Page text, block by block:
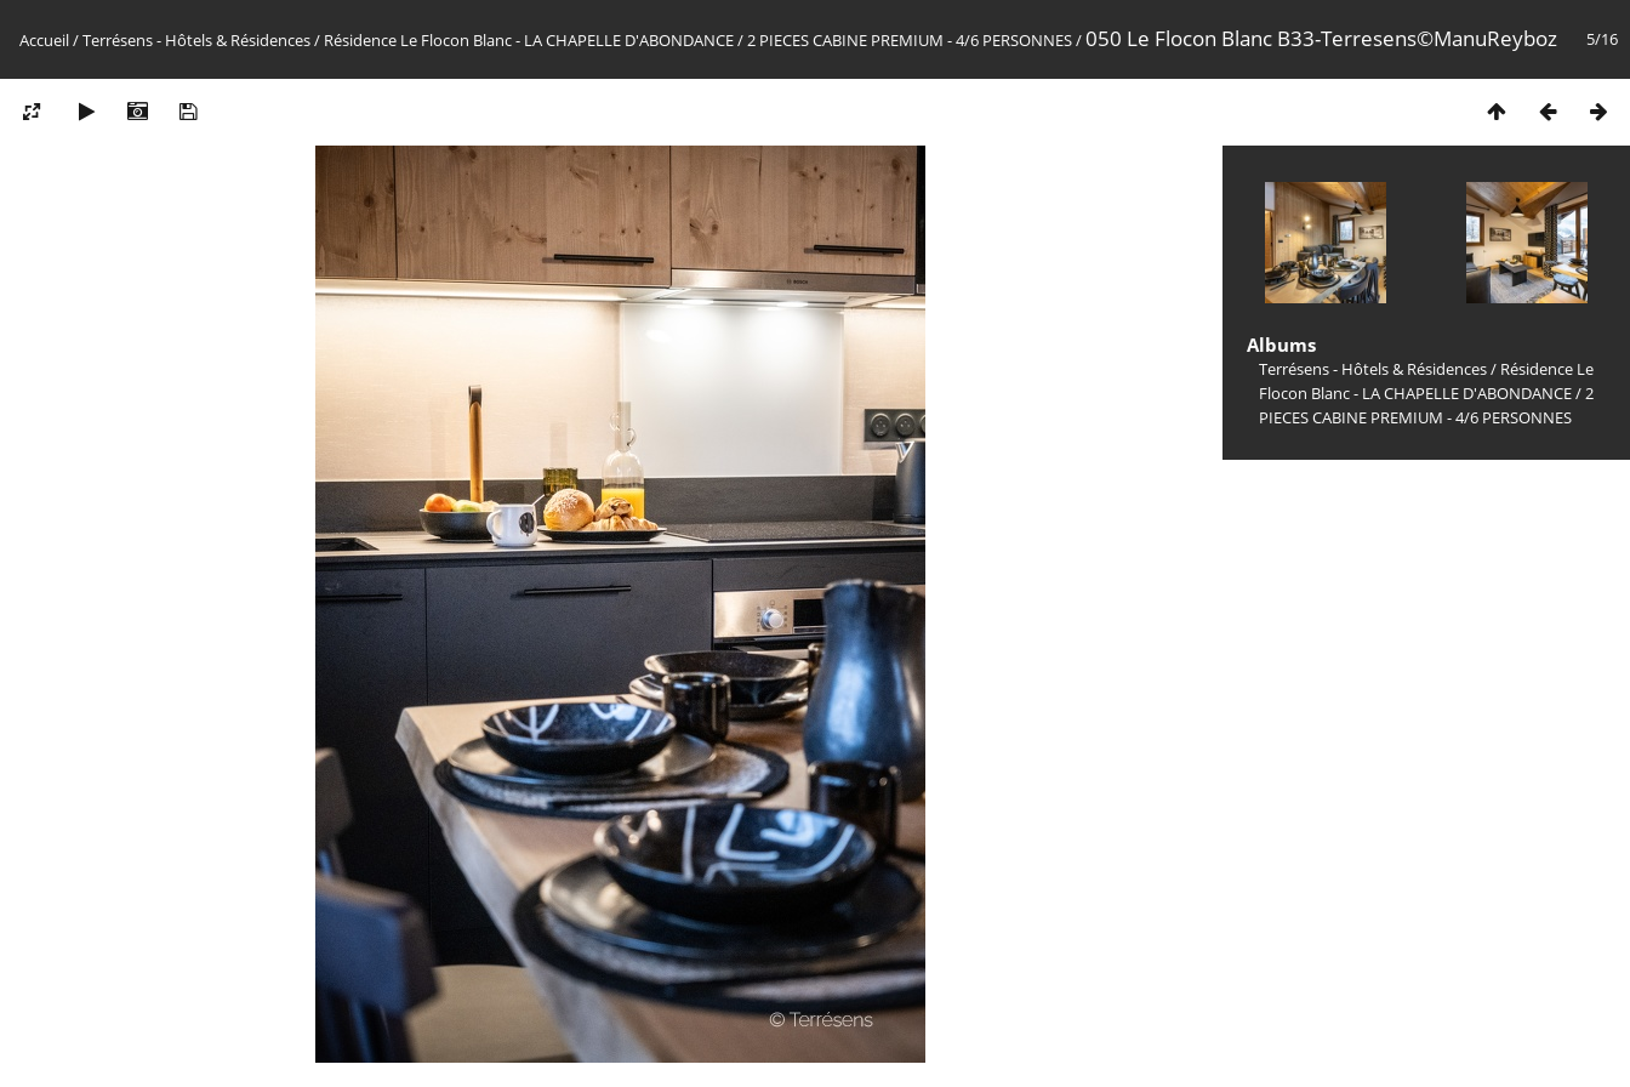
5/16
Accueil/Terrésens - Hôtels & Résidences/ Résidence Le Flocon Blanc - LA CHAPELLE D'ABONDANCE/2 PIECES CABINE PREMIUM - 4/6 PERSONNES/050 Le Flocon Blanc B33-Terresens©ManuReyboz
Albums
Terrésens - Hôtels & Résidences/ Résidence Le
Flocon Blanc - LA CHAPELLE D'ABONDANCE/2
PIECES CABINE PREMIUM - 4/6 PERSONNES